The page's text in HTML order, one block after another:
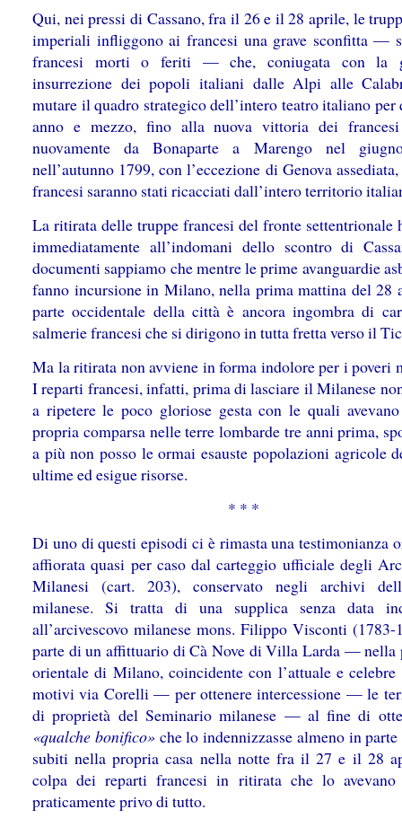
Qui, nei pressi di Cassano, fra il 26 e il 28 aprile, le
imperiali infliggono ai francesi una grave sconfitta —
francesi morti o feriti — che, coniugata con la
insurrezione dei popoli italiani dalle Alpi alle
mutare il quadro strategico dell’intero teatro italiano per
anno e mezzo, fino alla nuova vittoria dei
nuovamente da Bonaparte a Marengo nel
nell’autunno 1799, con l’eccezione di Genova
francesi saranno stati ricacciati dall’intero territorio
La ritirata delle truppe francesi del fronte settentrionale
immediatamente all’indomani dello scontro di
documenti sappiamo che mentre le prime avanguardie
fanno incursione in Milano, nella prima mattina del 28
parte occidentale della città è ancora ingombra di
salmerie francesi che si dirigono in tutta fretta verso il
Ma la ritirata non avviene in forma indolore per i poveri
I reparti francesi, infatti, prima di lasciare il Milanese
a ripetere le poco gloriose gesta con le quali
propria comparsa nelle terre lombarde tre anni prima,
a più non posso le ormai esauste popolazioni agricole
ultime ed esigue risorse.
* * *
Di uno di questi episodi ci è rimasta una testimonianza
affiorata quasi per caso dal carteggio ufficiale degli
Milanesi (cart. 203), conservato negli archivi
milanese. Si tratta di una supplica senza data
all’arcivescovo milanese mons. Filippo Visconti (1783-
parte di un affittuario di Cà Nove di Villa Larda — nella
orientale di Milano, coincidente con l’attuale e
motivi via Corelli — per ottenere intercessione — le
di proprietà del Seminario milanese — al fine di
«qualche bonifico»che lo indennizzasse almeno in
subiti nella propria casa nella notte fra il 27 e il 28
colpa dei reparti francesi in ritirata che lo avevano
praticamente privo di tutto.